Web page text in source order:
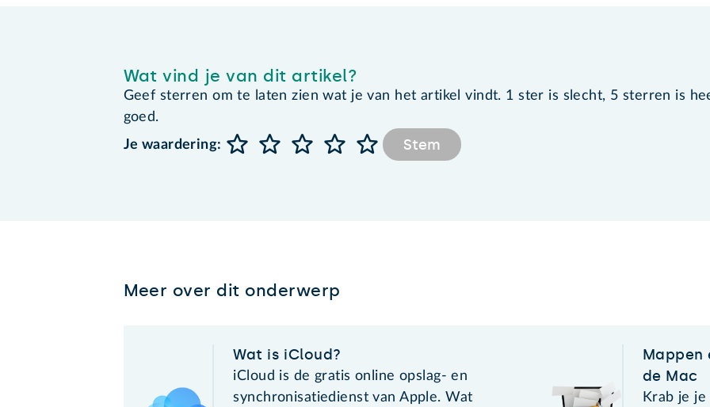
Wat vind je van dit artikel?
Geef sterren om te laten zien wat je van het artikel vindt. 1 ster is slecht, 5 sterren is
goed.
Je waardering:
Stem
Meer over dit onderwerp
Wat is iCloud?
iCloud is de gratis online opslag- en
synchronisatiedienst van Apple. Wat
Mappen
de Mac
Krab je